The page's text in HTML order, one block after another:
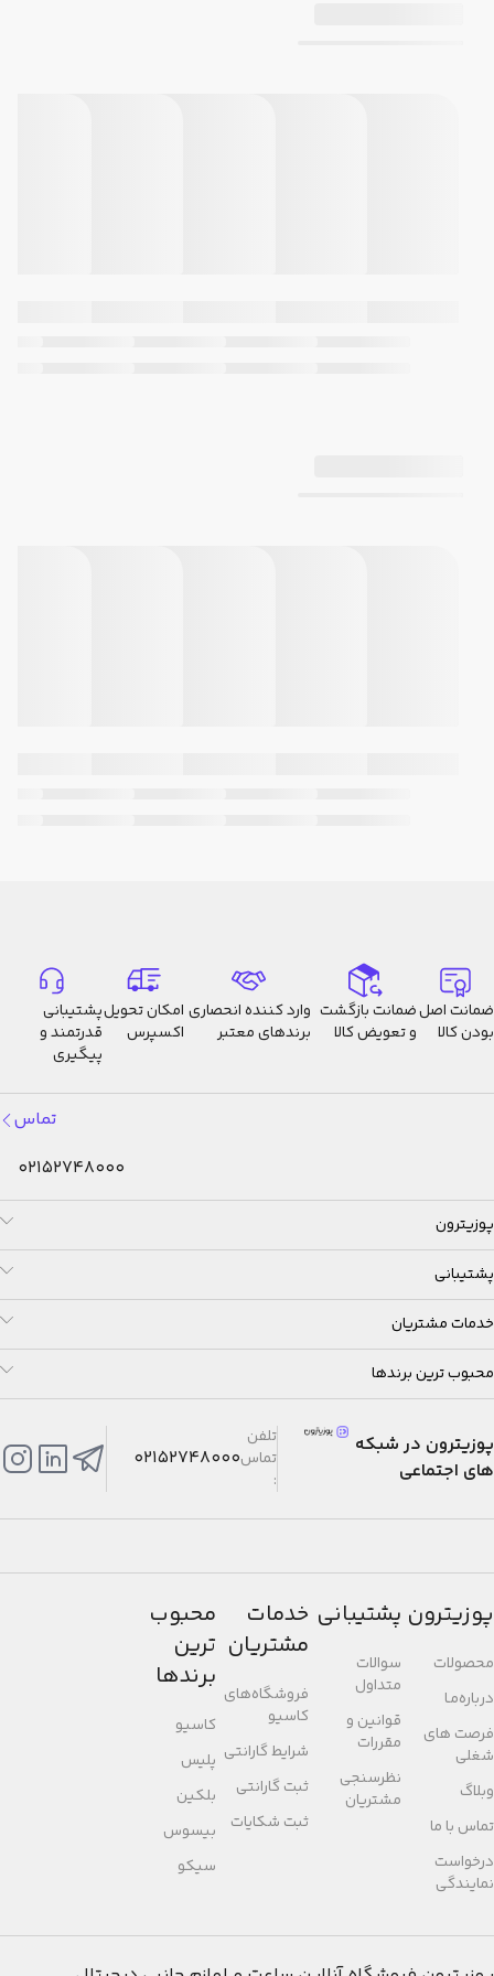
ضمانت اصل
بودن کالا
ضمانت بازگشت
و تعویض کالا
وارد کننده انحصاری
برندهای معتبر
امکان تحویل
اکسپرس
پشتیبانی
قدرتمند و
پیگیری
تماس
02152748000
پوزیترون
پشتیبانی
خدمات مشتریان
محبوب ترین برندها
پوزیترون در شبکه
های اجتماعی
تلفن
تماس
:
02152748000
پوزیترون
محصولات
درباره‌مـا
فرصت های
شغلی
وبلاگ
تماس با ما
درخواست
نمایندگی
پشتیبانی
سوالات
متداول
قوانین و
مقررات
نظرسنجی
مشتریان
خدمات
مشتریان
فروشگاه‌های
کاسیو
شرایط گارانتی
ثبت گارانتی
ثبت شکایات
محبوب
ترین
برندها
کاسیو
پلیس
بلکین
بیسوس
سیکو